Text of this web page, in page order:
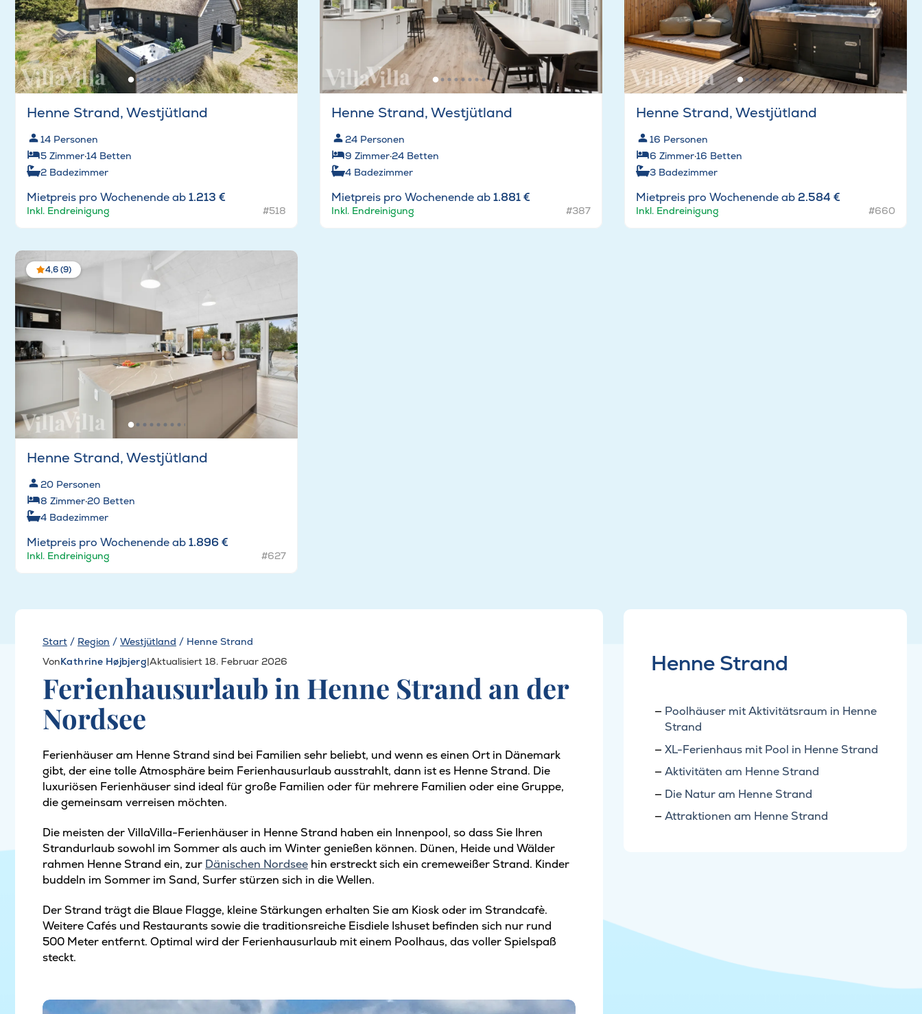
Henne Strand, Westjütland
14 Personen
5 Zimmer·14 Betten
2 Badezimmer
Mietpreis pro Wochenende ab1.213 €
Inkl. Endreinigung #518
Henne Strand, Westjütland
24 Personen
9 Zimmer·24 Betten
4 Badezimmer
Mietpreis pro Wochenende ab1.881 €
Inkl. Endreinigung #387
Henne Strand, Westjütland
16 Personen
6 Zimmer·16 Betten
3 Badezimmer
Mietpreis pro Wochenende ab 2.584 €
Inkl. Endreinigung #660
4,6 (9)
Henne Strand, Westjütland
20 Personen
8 Zimmer·20 Betten
4 Badezimmer
Mietpreis pro Wochenende ab1.896 €
Inkl. Endreinigung #627
Start / Region / Westjütland / Henne Strand
VonKathrine Højbjerg|Aktualisiert 18. Februar 2026
Ferienhausurlaub in Henne Strand an der
Nordsee
Ferienhäuser am Henne Strand sind bei Familien sehr beliebt, und wenn es einen Ort in Dänemark
gibt, der eine tolle Atmosphäre beim Ferienhausurlaub ausstrahlt, dann ist es Henne Strand. Die
luxuriösen Ferienhäuser sind ideal für große Familien oder für mehrere Familien oder eine Gruppe,
die gemeinsam verreisen möchten.
Die meisten der VillaVilla-Ferienhäuser in Henne Strand haben ein Innenpool, so dass Sie Ihren
Strandurlaub sowohl im Sommer als auch im Winter genießen können. Dünen, Heide und Wälder
rahmen Henne Strand ein, zur Dänischen Nordsee hin erstreckt sich ein cremeweißer Strand. Kinder
buddeln im Sommer im Sand, Surfer stürzen sich in die Wellen.
Der Strand trägt die Blaue Flagge, kleine Stärkungen erhalten Sie am Kiosk oder im Strandcafè.
Weitere Cafés und Restaurants sowie die traditionsreiche Eisdiele Ishuset befinden sich nur rund
500 Meter entfernt. Optimal wird der Ferienhausurlaub mit einem Poolhaus, das voller Spielspaß
steckt.
Henne Strand
Poolhäuser mit Aktivitätsraum in Henne
Strand
XL-Ferienhaus mit Pool in Henne Strand
Aktivitäten am Henne Strand
Die Natur am Henne Strand
Attraktionen am Henne Strand